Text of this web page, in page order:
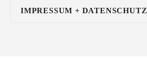
IMPRESSUM + DATENSCHUTZ